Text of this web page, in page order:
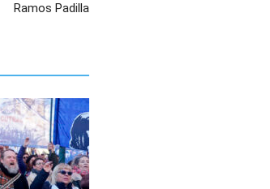
Ramos Padilla